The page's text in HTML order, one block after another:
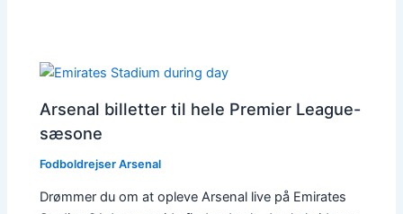
Arsenal billetter til hele Premier League-
sæsone
Fodboldrejser Arsenal
Drømmer du om at opleve Arsenal live på Emirates